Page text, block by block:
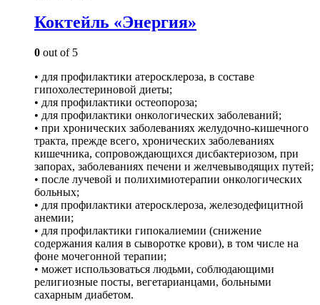
Коктейль «Энергия»
0 out of 5
• для профилактики атеросклероза, в составе
гипохолестериновой диеты;
• для профилактики остеопороза;
• для профилактики онкологических заболеваний;
• при хронических заболеваниях желудочно­-кишечного
тракта, прежде всего, хронических заболеваниях
кишечника, сопровождающихся дисбактериозом, при
запорах, заболеваниях печени и желчевыводящих путей;
• после лучевой и полихимиотерапии онкологических
больных;
• для профилактики атеросклероза, железодефицитной
анемии;
• для профилактики гипокалиемии (снижение
содержания калия в сыворотке крови), в том числе на
фоне мочегонной терапии;
• может использоваться людьми, соблюдающими
религиозные посты, вегетарианцами, больными
сахарным диабетом.